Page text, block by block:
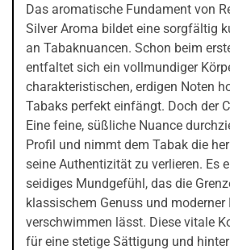
Das aromatische Fundament von
Silver Aroma bildet eine sorgfältig
an Tabaknuancen. Schon beim
entfaltet sich ein vollmundiger
charakteristischen, erdigen Noten
Tabaks perfekt einfängt. Doch der
Eine feine, süßliche Nuance
Profil und nimmt dem Tabak die
seine Authentizität zu verlieren. Es
seidiges Mundgefühl, das die
klassischem Genuss und moderner
verschwimmen lässt. Diese vitale
für eine stetige Sättigung und